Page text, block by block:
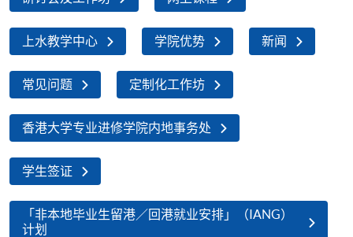
上水教学中心 学院优势 新闻
常见问题 定制化工作坊
香港大学专业进修学院内地事务处
学生签证
「非本地毕业生留港／回港就业安排」（IANG）
计划